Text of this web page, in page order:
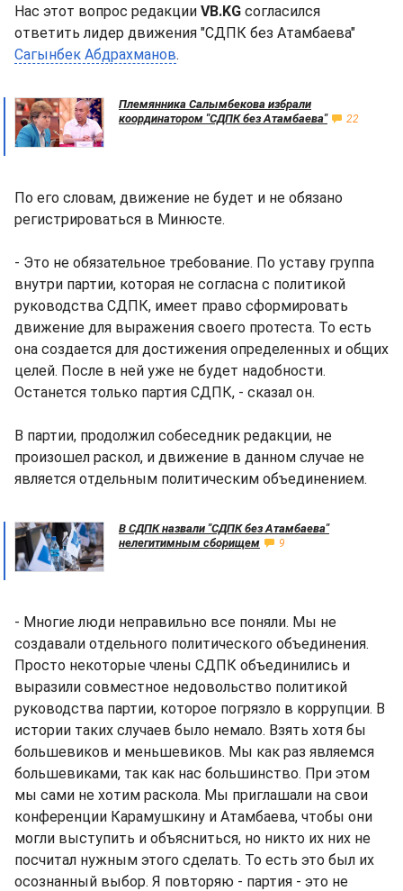
Нас этот вопрос редакции VB.KG согласился
ответить лидер движения "СДПК без Атамбаева"
Сагынбек Абдрахманов.
Племянника Салымбекова избрали
координатором "СДПК без Атамбаева"
22
По его словам, движение не будет и не обязано
регистрироваться в Минюсте.
- Это не обязательное требование. По уставу группа
внутри партии, которая не согласна с политикой
руководства СДПК, имеет право сформировать
движение для выражения своего протеста. То есть
она создается для достижения определенных и общих
целей. После в ней уже не будет надобности.
Останется только партия СДПК, - сказал он.
В партии, продолжил собеседник редакции, не
произошел раскол, и движение в данном случае не
является отдельным политическим объединением.
В СДПК назвали "СДПК без Атамбаева"
нелегитимным сборищем
9
- Многие люди неправильно все поняли. Мы не
создавали отдельного политического объединения.
Просто некоторые члены СДПК объединились и
выразили совместное недовольство политикой
руководства партии, которое погрязло в коррупции. В
истории таких случаев было немало. Взять хотя бы
большевиков и меньшевиков. Мы как раз являемся
большевиками, так как нас большинство. При этом
мы сами не хотим раскола. Мы приглашали на свои
конференции Карамушкину и Атамбаева, чтобы они
могли выступить и объясниться, но никто их них не
посчитал нужным этого сделать. То есть это был их
осознанный выбор. Я повторяю - партия - это не